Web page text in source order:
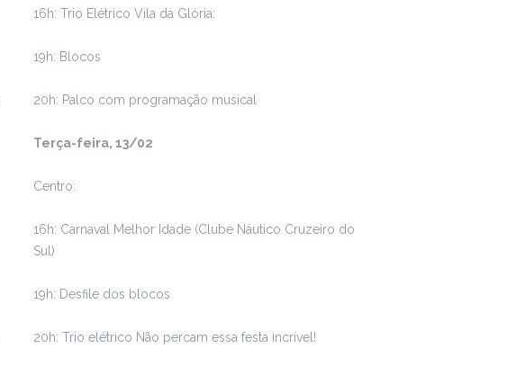
16h: Trio Elétrico Vila da Glória:
19h: Blocos
20h: Palco com programação musical
Terça-feira, 13/02
Centro:
16h: Carnaval Melhor Idade (Clube Náutico Cruzeiro do
Sul)
19h: Desfile dos blocos
20h: Trio elétrico Não percam essa festa incrível!